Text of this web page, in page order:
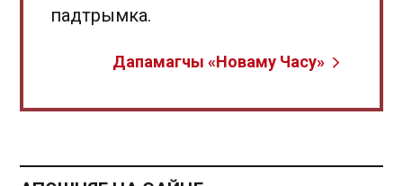
падтрымка.
Дапамагчы «Новаму Часу»